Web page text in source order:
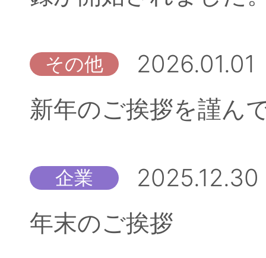
その他
2026.01.01
新年のご挨拶を謹ん
企業
2025.12.30
年末のご挨拶